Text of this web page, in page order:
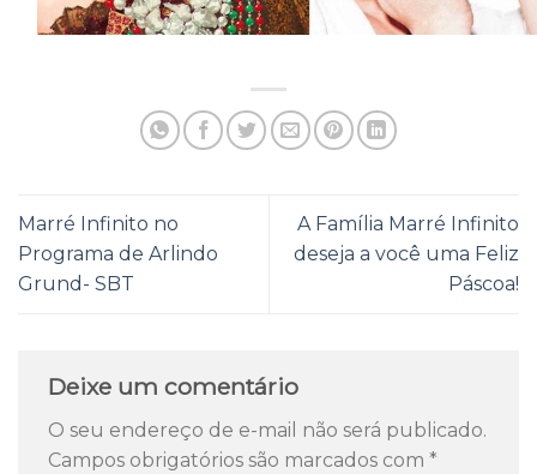
Marré Infinito no
Programa de Arlindo
Grund- SBT
A Família Marré Infinito
deseja a você uma Feliz
Páscoa!
Deixe um comentário
O seu endereço de e-mail não será publicado.
Campos obrigatórios são marcados com *